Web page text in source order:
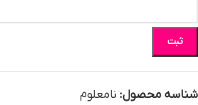
ثبت
شناسه محصول: نامعلوم